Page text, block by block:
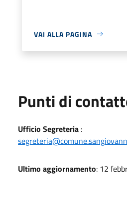
VAI ALLA PAGINA
Punti di
Ufficio Segreteria :
Ultimo aggiornamento: 12